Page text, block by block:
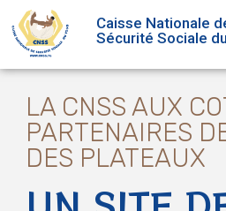
Caisse Nationale
Sécurité Sociale
LA CNSS AUX
PARTENAIRES
DES PLATEAUX